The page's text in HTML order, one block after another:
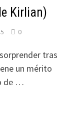
Kirlian)
0
tras
un mérito
de …